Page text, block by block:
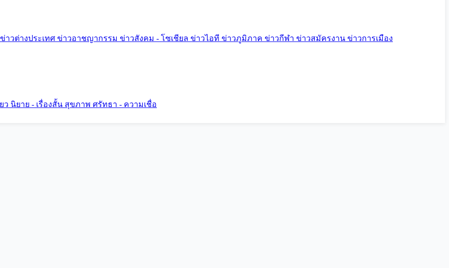
ข่าวต่างประเทศ ข่าวอาชญากรรม ข่าวสังคม - โซเชียล ข่าวไอที ข่าวภูมิภาค ข่าวกีฬา ข่าวสมัครงาน ข่าวการเมือง
ว นิยาย - เรื่องสั้น สุขภาพ ศรัทธา - ความเชื่อ